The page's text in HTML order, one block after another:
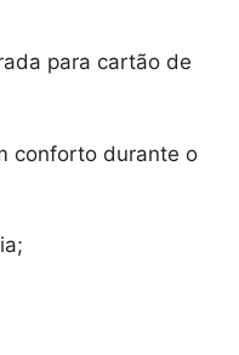
para cartão de
conforto durante o